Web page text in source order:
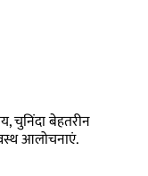
चुनिंदा बेहतरीन
आलोचनाएं.